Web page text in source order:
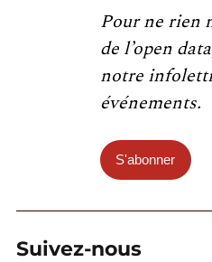
Pour ne rien
de l’open
notre
événements.
S'abonner
Suivez-nous